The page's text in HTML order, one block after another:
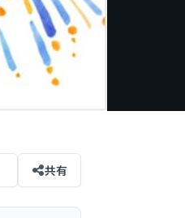
共有